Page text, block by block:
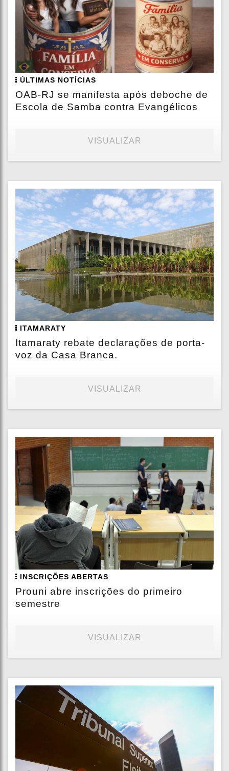
ÚLTIMAS NOTÍCIAS
OAB-RJ se manifesta após deboche de
Escola de Samba contra Evangélicos
VISUALIZAR
ITAMARATY
Itamaraty rebate declarações de porta-
voz da Casa Branca.
VISUALIZAR
INSCRIÇÕES ABERTAS
Prouni abre inscrições do primeiro
semestre
VISUALIZAR